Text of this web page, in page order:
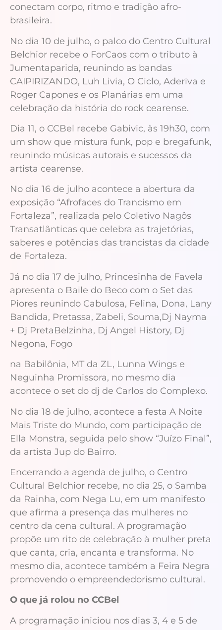
conectam corpo, ritmo e tradição afro-
brasileira.
No dia 10 de julho, o palco do Centro Cultural
Belchior recebe o ForCaos com o tributo à
Jumentaparida, reunindo as bandas
CAIPIRIZANDO, Luh Livia, O Ciclo, Aderiva e
Roger Capones e os Planárias em uma
celebração da história do rock cearense.
Dia 11, o CCBel recebe Gabivic, às 19h30, com
um show que mistura funk, pop e bregafunk,
reunindo músicas autorais e sucessos da
artista cearense.
No dia 16 de julho acontece a abertura da
exposição “Afrofaces do Trancismo em
Fortaleza”, realizada pelo Coletivo Nagôs
Transatlânticas que celebra as trajetórias,
saberes e potências das trancistas da cidade
de Fortaleza.
Já no dia 17 de julho, Princesinha de Favela
apresenta o Baile do Beco com o Set das
Piores reunindo Cabulosa, Felina, Dona, Lany
Bandida, Pretassa, Zabeli, Souma,Dj Nayma
+ Dj PretaBelzinha, Dj Angel History, Dj
Negona, Fogo
na Babilônia, MT da ZL, Lunna Wings e
Neguinha Promissora, no mesmo dia
acontece o set do dj de Carlos do Complexo.
No dia 18 de julho, acontece a festa A Noite
Mais Triste do Mundo, com participação de
Ella Monstra, seguida pelo show “Juízo Final”,
da artista Jup do Bairro.
Encerrando a agenda de julho, o Centro
Cultural Belchior recebe, no dia 25, o Samba
da Rainha, com Nega Lu, em um manifesto
que afirma a presença das mulheres no
centro da cena cultural. A programação
propõe um rito de celebração à mulher preta
que canta, cria, encanta e transforma. No
mesmo dia, acontece também a Feira Negra
promovendo o empreendedorismo cultural.
O que já rolou no CCBel
A programação iniciou nos dias 3, 4 e 5 de